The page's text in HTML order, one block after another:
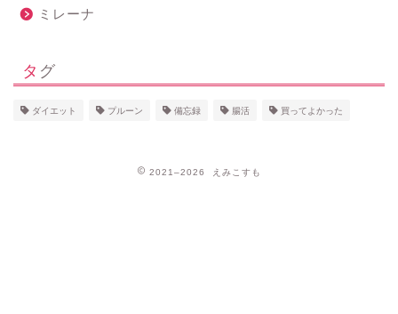
ミレーナ
タグ
ダイエット プルーン 備忘録 腸活 買ってよかった
2021–2026 えみこすも